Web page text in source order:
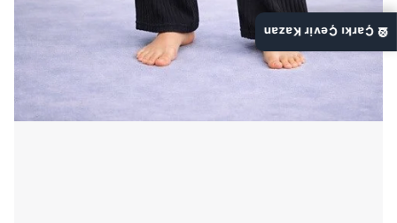
🎡 Çarkı Çevir Kazan